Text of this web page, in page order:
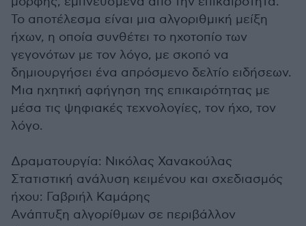
Το αποτέλεσμα είναι μια αλγοριθμική μείξη
ήχων, η οποία συνθέτει το ηχοτοπίο των
γεγονότων με τον λόγο, με σκοπό να
δημιουργήσει ένα απρόσμενο δελτίο ειδήσεων.
Μια ηχητική αφήγηση της επικαιρότητας με
μέσα τις ψηφιακές τεχνολογίες, τον ήχο, τον
λόγο.
Δραματουργία: Νικόλας Χανακούλας
Στατιστική ανάλυση κειμένου και σχεδιασμός
ήχου: Γαβριήλ Καμάρης
Ανάπτυξη αλγορίθμων σε περιβάλλον